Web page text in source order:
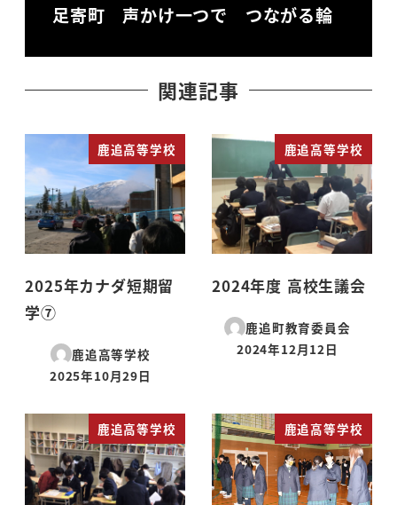
足寄町 声かけ一つで つながる輪
関連記事
鹿追高等学校
2025年カナダ短期留
学⑦
鹿追高等学校
投稿日
2025年10月29日
鹿追高等学校
2024年度 高校生議会
鹿追町教育委員会
投稿日
2024年12月12日
鹿追高等学校 鹿追高等学校